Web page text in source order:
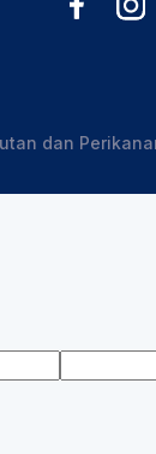
dan